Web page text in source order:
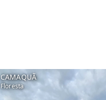
CAMAQUÃ
Floresta